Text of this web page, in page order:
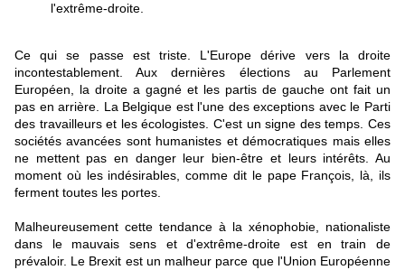
l'extrême-droite.
Ce qui se passe est triste. L'Europe dérive vers la droite
incontestablement. Aux dernières élections au Parlement
Européen, la droite a gagné et les partis de gauche ont fait un
pas en arrière. La Belgique est l'une des exceptions avec le Parti
des travailleurs et les écologistes. C'est un signe des temps. Ces
sociétés avancées sont humanistes et démocratiques mais elles
ne mettent pas en danger leur bien-être et leurs intérêts. Au
moment où les indésirables, comme dit le pape François, là, ils
ferment toutes les portes.
Malheureusement cette tendance à la xénophobie, nationaliste
dans le mauvais sens et d'extrême-droite est en train de
prévaloir. Le Brexit est un malheur parce que l'Union Européenne